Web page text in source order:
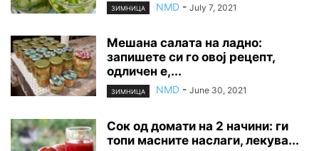
ЗИМНИЦА NMD - July 7, 2021
Мешана салата на ладно:
запишете си го овој рецепт,
одличен е,...
ЗИМНИЦА NMD - June 30, 2021
Сок од домати на 2 начини: ги
топи масните наслаги, лекува...